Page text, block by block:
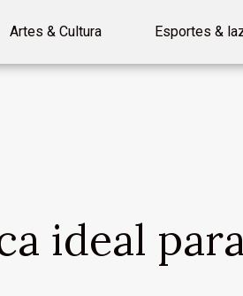
Artes & Cultura Esportes &
ideal